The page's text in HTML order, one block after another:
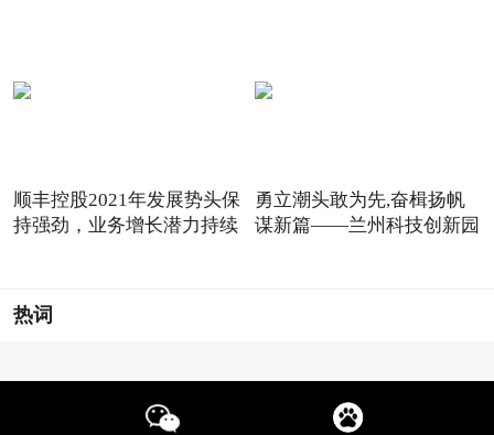
顺丰控股2021年发展势头保
持强劲，业务增长潜力持续
勇立潮头敢为先,奋楫扬帆
谋新篇——兰州科技创新园
热词